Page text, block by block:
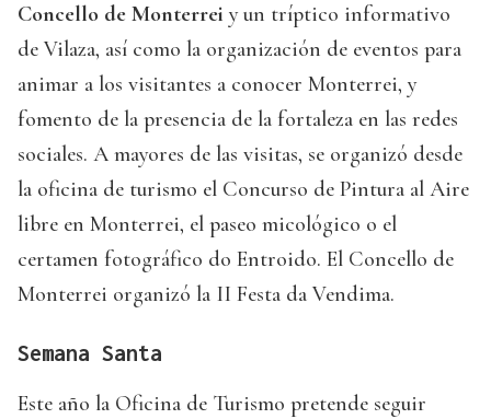
Concello de Monterrei y un tríptico informativo
de Vilaza, así como la organización de eventos para
animar a los visitantes a conocer Monterrei, y
fomento de la presencia de la fortaleza en las redes
sociales. A mayores de las visitas, se organizó desde
la oficina de turismo el Concurso de Pintura al Aire
libre en Monterrei, el paseo micológico o el
certamen fotográfico do Entroido. El Concello de
Monterrei organizó la II Festa da Vendima.
Semana Santa
Este año la Oficina de Turismo pretende seguir